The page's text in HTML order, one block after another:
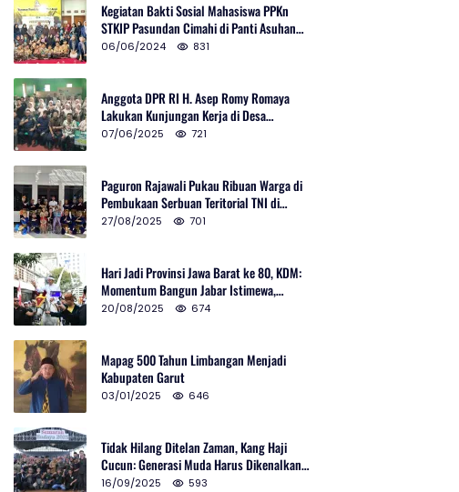
Kegiatan Bakti Sosial Mahasiswa PPKn
STKIP Pasundan Cimahi di Panti Asuhan
Ulul Azmi Kota Cimahi
06/06/2024 831
Anggota DPR RI H. Asep Romy Romaya
Lakukan Kunjungan Kerja di Desa
Patrolsari
07/06/2025 721
Paguron Rajawali Pukau Ribuan Warga di
Pembukaan Serbuan Teritorial TNI di
Cibatu
27/08/2025 701
Hari Jadi Provinsi Jawa Barat ke 80, KDM:
Momentum Bangun Jabar Istimewa,
Lembur di Urus Kota Ditata
20/08/2025 674
Mapag 500 Tahun Limbangan Menjadi
Kabupaten Garut
03/01/2025 646
Tidak Hilang Ditelan Zaman, Kang Haji
Cucun: Generasi Muda Harus Dikenalkan
Pencak Silat
16/09/2025 593